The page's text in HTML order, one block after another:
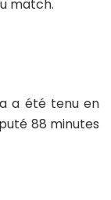
match.
a été tenu en
88 minutes